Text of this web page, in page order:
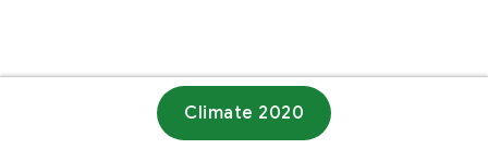
Climate 2020